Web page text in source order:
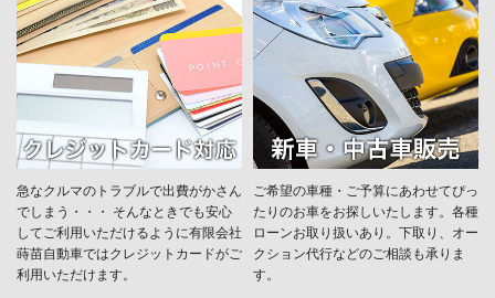
急なクルマのトラブルで出費がかさん
でしまう・・・ そんなときでも安心
してご利用いただけるように有限会社
蒔苗自動車ではクレジットカードがご
利用いただけます。
ご希望の車種・ご予算にあわせてぴっ
たりのお車をお探しいたします。各種
ローンお取り扱いあり。下取り、オー
クション代行などのご相談も承りま
す。